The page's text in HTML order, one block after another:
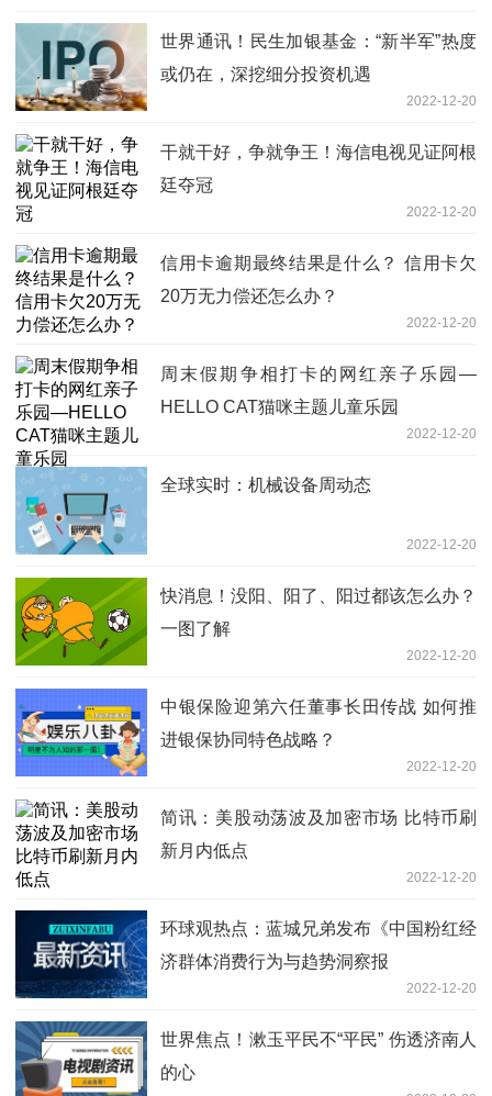
世界通讯！民生加银基金：“新半军”热度
或仍在，深挖细分投资机遇
2022-12-20
干就干好，争就争王！海信电视见证阿根
廷夺冠
2022-12-20
信用卡逾期最终结果是什么？ 信用卡欠
20万无力偿还怎么办？
2022-12-20
周末假期争相打卡的网红亲子乐园—
HELLO CAT猫咪主题儿童乐园
2022-12-20
全球实时：机械设备周动态
2022-12-20
快消息！没阳、阳了、阳过都该怎么办？
一图了解
2022-12-20
中银保险迎第六任董事长田传战 如何推
进银保协同特色战略？
2022-12-20
简讯：美股动荡波及加密市场 比特币刷
新月内低点
2022-12-20
环球观热点：蓝城兄弟发布《中国粉红经
济群体消费行为与趋势洞察报
2022-12-20
世界焦点！漱玉平民不“平民” 伤透济南人
的心